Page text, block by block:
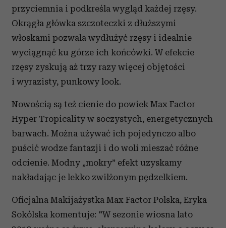
przyciemnia i podkreśla wygląd każdej rzęsy.
Okrągła główka szczoteczki z dłuższymi
włoskami pozwala wydłużyć rzęsy i idealnie
wyciągnąć ku górze ich końcówki. W efekcie
rzęsy zyskują aż trzy razy więcej objętości
i wyrazisty, punkowy look.
Nowością są też cienie do powiek Max Factor
Hyper Tropicality w soczystych, energetycznych
barwach. Można używać ich pojedynczo albo
puścić wodze fantazji i do woli mieszać różne
odcienie. Modny „mokry” efekt uzyskamy
nakładając je lekko zwilżonym pędzelkiem.
Oficjalna Makijażystka Max Factor Polska, Eryka
Sokólska komentuje: "W sezonie wiosna lato